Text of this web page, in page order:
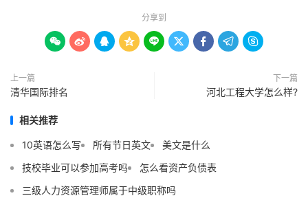
分享到
        
上一篇
清华国际排名
下一篇
河北工程大学怎么样?
相关推荐
10英语怎么写 所有节日英文
美文是什么
技校毕业可以参加高考吗
怎么看资产负债表
三级人力资源管理师属于中级职称吗